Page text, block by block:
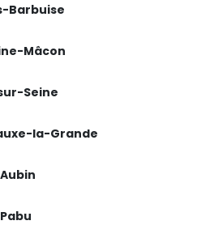
Barbuise
Mâcon
Seine
la-Grande